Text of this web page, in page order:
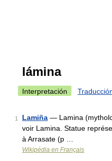
lámina
Interpretación
1 Lamiña — Lamina
voir Lamina. Statue
à Arrasate (p …
Wikipédia en Français